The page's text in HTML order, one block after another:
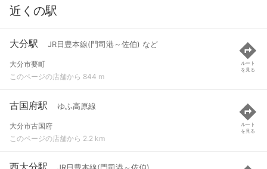
近くの駅
大分駅 JR日豊本線(門司港～佐伯) など
大分市要町
このページの店舗から 844 m
ルート
を見る
古国府駅 ゆふ高原線
大分市古国府
このページの店舗から 2.2 km
ルート
を見る
西大分駅